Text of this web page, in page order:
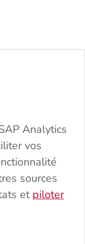
Analytics
vos
sources
et piloter